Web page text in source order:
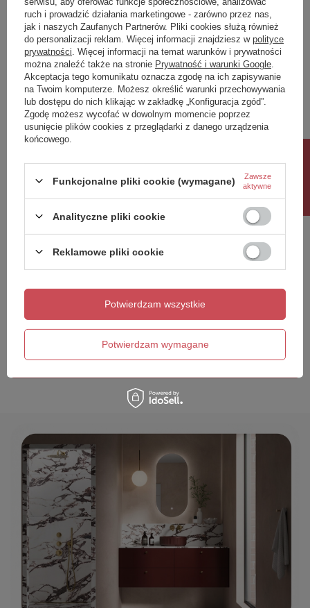
Napisz swoją opinię
Twoja ocena:
5/5
Treść twojej opinii
Dodaj własne zdjęcie produktu:
Wyślij opinię
ruch i prowadzić działania marketingowe - zarówno przez nas,
jak i naszych Zaufanych Partnerów. Pliki cookies służą również
do personalizacji reklam. Więcej informacji znajdziesz w polityce
prywatności . Więcej informacji na temat warunków i prywatności
można znaleźć także na stronie Prywatność i warunki Google
Akceptacja tego komunikatu oznacza zgodę na ich zapisywanie
na Twoim komputerze. Możesz określić warunki przechowywania
lub dostępu do nich klikając w zakładkę „Konfiguracja zgód”.
Zgodę możesz wycofać w dowolnym momencie poprzez
usunięcie plików cookies z przeglądarki z danego urządzenia
końcowego.
Funkcjonalne pliki cookie (wymagane) Zawsze
aktywne
Analityczne pliki cookie
Reklamowe pliki cookie
Potwierdzam wymagane
Potwierdzam wszystkie